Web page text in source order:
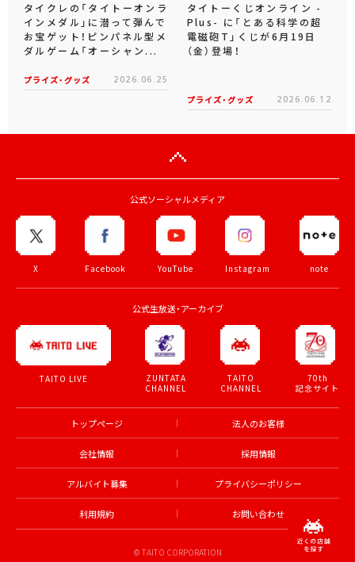
タイクレの「タイトーオンラ
インメダル」に潜って弾んで
お宝ゲット！ピンパネル型メ
ダルゲーム「オーシャン...
プライズ・グッズ 2026.06.25
タイトーくじオンライン -
Plus- に「とある科学の超
電磁砲T」くじが6月19日
（金）登場！
プライズ・グッズ 2026.06.12
公式ソーシャルメディア
X Facebook YouTube Instagram note
公式生放送・アーカイブ
TAITO LIVE
ZUNTATA
CHANNEL
TAITO
CHANNEL
70th
記念サイト
トップページ 法人のお客様
会社情報 採用情報
アルバイト募集 プライバシーポリシー
利用規約 お問い合わせ
© TAITO CORPORATION